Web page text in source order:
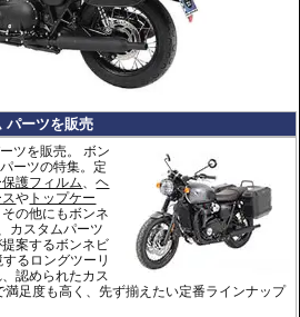
パーツを販売
ツを販売。 ボン
ーツの特集。定
護フィルム、ヘ
スや トップケー
の他にもボンネ
カスタムパーツ
案するボンネビ
るロングツーリ
認められたカス
足度も高く、先ず揃えたい定番ラインナップ